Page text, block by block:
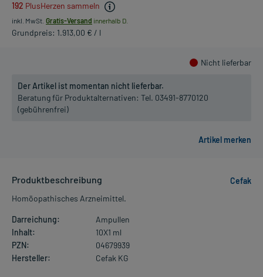
192 PlusHerzen sammeln
inkl. MwSt. Gratis-Versand innerhalb D.
Grundpreis: 1.913,00 € / l
Nicht lieferbar
Der Artikel ist momentan nicht lieferbar.
Beratung für Produktalternativen: Tel. 03491-8770120
(gebührenfrei)
Produktbeschreibung
Cefak
Homöopathisches Arzneimittel.
Darreichung:
Ampullen
Inhalt:
10X1 ml
PZN:
04679939
Hersteller:
Cefak KG